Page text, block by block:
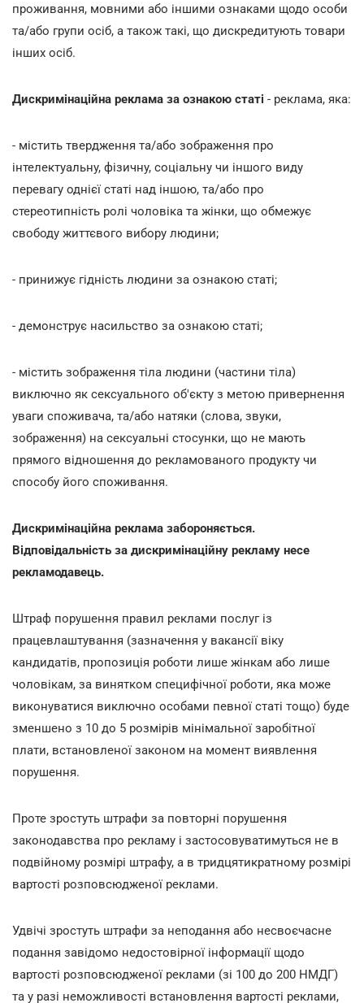
проживання, мовними або іншими ознаками щодо особи
та/або групи осіб, а також такі, що дискредитують товари
інших осіб.
Дискримінаційна реклама за ознакою статі - реклама, яка:
- містить твердження та/або зображення про
інтелектуальну, фізичну, соціальну чи іншого виду
перевагу однієї статі над іншою, та/або про
стереотипність ролі чоловіка та жінки, що обмежує
свободу життєвого вибору людини;
- принижує гідність людини за ознакою статі;
- демонструє насильство за ознакою статі;
- містить зображення тіла людини (частини тіла)
виключно як сексуального об'єкту з метою привернення
уваги споживача, та/або натяки (слова, звуки,
зображення) на сексуальні стосунки, що не мають
прямого відношення до рекламованого продукту чи
способу його споживання.
Дискримінаційна реклама забороняється.
Відповідальність за дискримінаційну рекламу несе
рекламодавець.
Штраф порушення правил реклами послуг із
працевлаштування (зазначення у вакансії віку
кандидатів, пропозиція роботи лише жінкам або лише
чоловікам, за винятком специфічної роботи, яка може
виконуватися виключно особами певної статі тощо) буде
зменшено з 10 до 5 розмірів мінімальної заробітної
плати, встановленої законом на момент виявлення
порушення.
Проте зростуть штрафи за повторні порушення
законодавства про рекламу і застосовуватимуться не в
подвійному розмірі штрафу, а в тридцятикратному розмірі
вартості розповсюдженої реклами.
Удвічі зростуть штрафи за неподання або несвоєчасне
подання завідомо недостовірної інформації щодо
вартості розповсюдженої реклами (зі 100 до 200 НМДГ)
та у разі неможливості встановлення вартості реклами,